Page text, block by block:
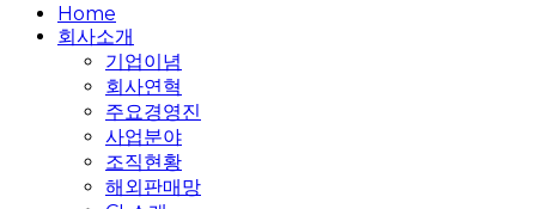
Close
Menu
Home
회사소개
기업이념
회사연혁
주요경영진
사업분야
조직현황
해외판매망